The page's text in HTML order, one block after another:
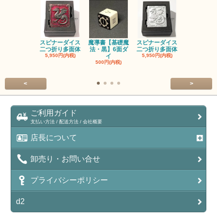
スピナーダイス
二つ折り多面体
5,950円(内税)
魔導書【基礎魔
法・黒】6面ダ
イ
500円(内税)
スピナーダイス
二つ折り多面体
5,950円(内税)
< >
ご利用ガイド
支払い方法 / 配送方法 / 会社概要
店長について
卸売り・お問い合せ
プライバシーポリシー
d2